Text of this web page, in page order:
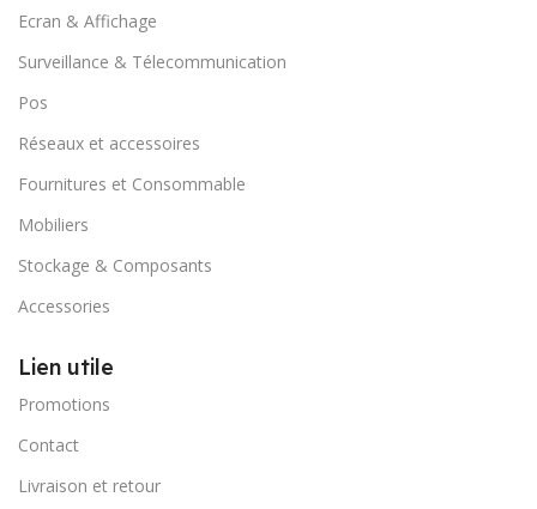
Ecran & Affichage
Surveillance & Télecommunication
Pos
Réseaux et accessoires
Fournitures et Consommable
Mobiliers
Stockage & Composants
Accessories
Lien utile
Promotions
Contact
Livraison et retour